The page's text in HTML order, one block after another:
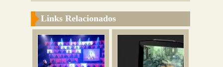
Links Relacionados